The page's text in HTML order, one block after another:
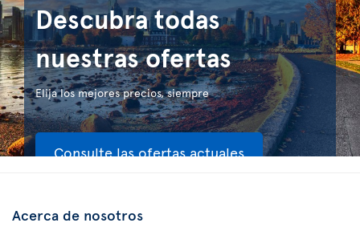
Descubra todas
nuestras ofertas
Elija los mejores precios, siempre
Consulte las ofertas actuales
Acerca de nosotros